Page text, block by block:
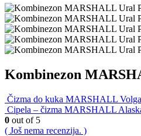
Kombinezon
Čizma do kuka MARSHALL
Cipela – čizma MARSHALL
0 out of 5
( Još nema recenzija. )